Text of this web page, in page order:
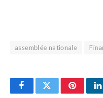
assemblée nationale
FacebookTwitterPinterest